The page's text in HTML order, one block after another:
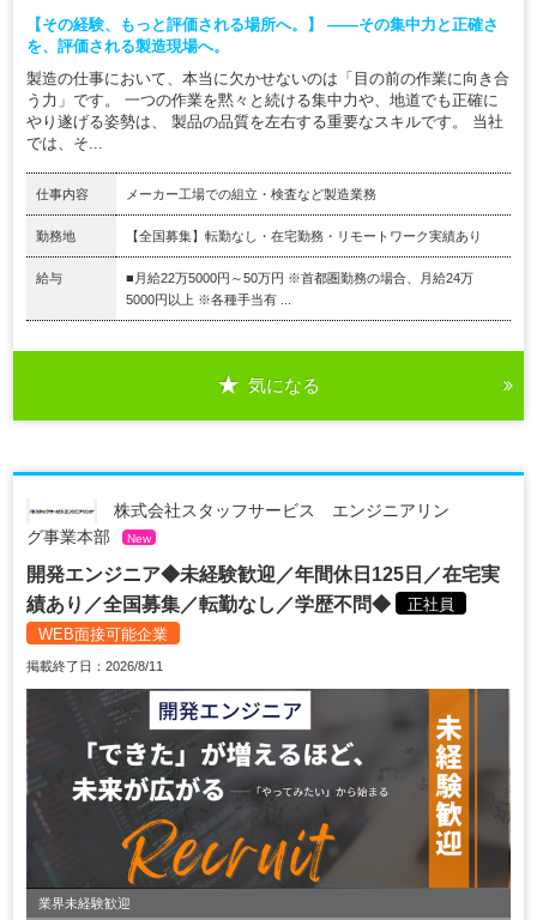
【その経験、もっと評価される場所へ。】 ――その集中力と正確さ
を、評価される製造現場へ。
製造の仕事において、本当に欠かせないのは「目の前の作業に向き合
う力」です。 一つの作業を黙々と続ける集中力や、地道でも正確に
やり遂げる姿勢は、 製品の品質を左右する重要なスキルです。 当社
では、そ...
仕事内容 メーカー工場での組立・検査など製造業務
勤務地 【全国募集】転勤なし・在宅勤務・リモートワーク実績あり
給与
■月給22万5000円～50万円 ※首都圏勤務の場合、月給24万
5000円以上 ※各種手当有 ...
気になる
株式会社スタッフサービス エンジニアリン
グ事業本部
New
開発エンジニア◆未経験歓迎／年間休日125日／在宅実
績あり／全国募集／転勤なし／学歴不問◆
正社員
WEB面接可能企業
掲載終了日：2026/8/11
業界未経験歓迎